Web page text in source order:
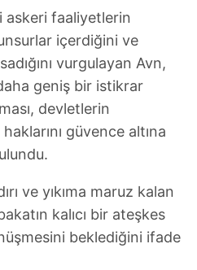
askeri faaliyetlerin
içerdiğini ve
vurgulayan Avn,
geniş bir istikrar
devletlerin
güvence altına
ve yıkıma maruz kalan
kalıcı bir ateşkes
beklediğini ifade